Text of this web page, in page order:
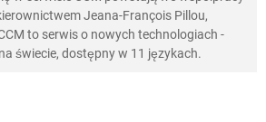
Jeana-François Pillou,
to serwis o nowych technologiach -
świecie, dostępny w 11 językach.